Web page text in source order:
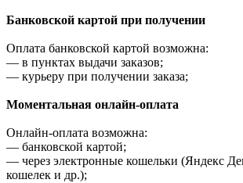
Банковской картой при получении
Оплата банковской картой возможна:
— в пунктах выдачи заказов;
— курьеру при получении заказа;
Моментальная онлайн-оплата
Онлайн-оплата возможна:
— банковской картой;
— через электронные кошельки (Яндекс
кошелек и др.);